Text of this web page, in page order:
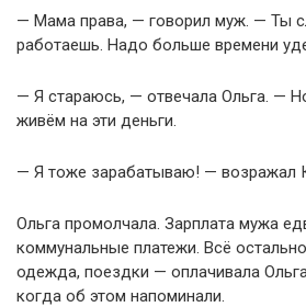
— Мама права, — говорил муж. — Ты
работаешь. Надо больше времени
— Я стараюсь, — отвечала Ольга. —
живём на эти деньги.
— Я тоже зарабатываю! — возражал
Ольга промолчала. Зарплата мужа
коммунальные платежи. Всё
одежда, поездки — оплачивала
когда об этом напоминали.